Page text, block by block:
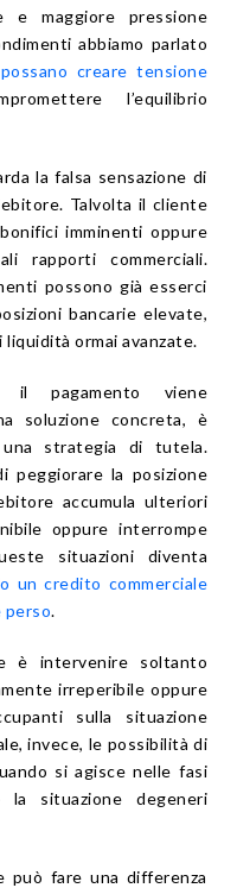
e maggiore pressione
abbiamo parlato
creare tensione
l’equilibrio
la falsa sensazione di
Talvolta il cliente
imminenti oppure
rapporti commerciali.
possono già esserci
bancarie elevate,
ormai avanzate.
il pagamento viene
soluzione concreta, è
una strategia di tutela.
peggiorare la posizione
accumula ulteriori
oppure interrompe
situazioni diventa
un credito commerciale
perso.
è intervenire soltanto
irreperibile oppure
sulla situazione
invece, le possibilità di
si agisce nelle fasi
la situazione degeneri
può fare una differenza